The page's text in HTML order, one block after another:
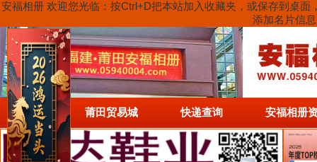
安福相册 欢迎您光临：按Ctrl+D把本站加入收藏夹，或保存到桌
添加名片信
首页 莆田贸易城 快递查询 安福相册